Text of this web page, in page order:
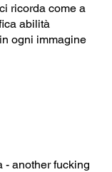
ricorda come a
abilità
ogni immagine
- another fucking